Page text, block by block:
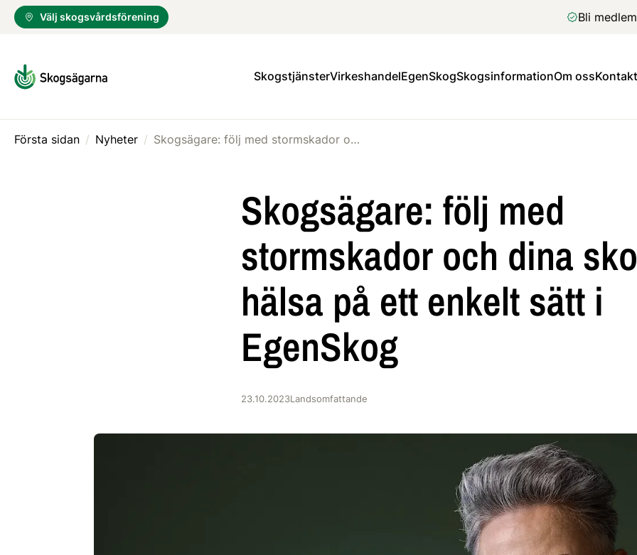
Välj skogsvårdsförening Bli
SkogstjänsterVirkeshandelEgenSkogSkogsinformationOm oss
Första sidan / Nyheter / Skogsägare: följ med stormskador och dina skogars hälsa på ett enkelt sätt i EgenSkog
Skogsägare: följ med
stormskador och dina
hälsa på ett enkelt sätt i
EgenSkog
23.10.2023Landsomfattande